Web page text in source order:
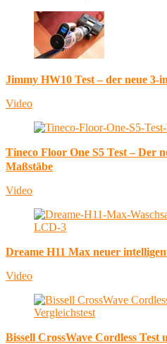
Jimmy HW10 Test – der neue 3-
Video
Tineco Floor One S5 Test – Der
Maßstäbe
Video
Dreame H11 Max neuer
Video
Bissell CrossWave Cordless Test